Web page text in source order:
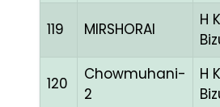
119 MIRSHORAI
H K
120
Chowmuhani-
2
H K